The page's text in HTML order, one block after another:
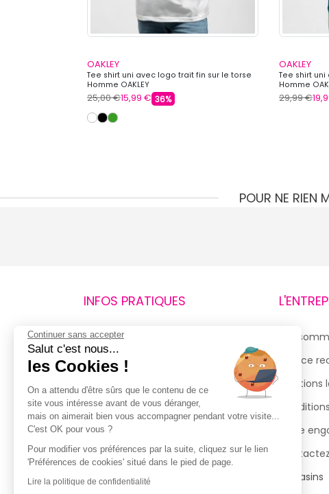
OAKLEY
Tee shirt uni avec logo trait fin sur le torse
Homme OAKLEY
25,00 €15,99 € 36%
OAKLEY
Tee shirt
Homme
29,99 €
POUR NE RIEN
INFOS PRATIQUES
Retours et remboursements
Suivi de commande
Livraisons
Guide des tailles
Politique de confidentialité
Conditions générales d’utilisation
de la Carte de Fidélité
Qui
Espace
Mentions
Notre
Magasins
Continuer sans accepter
Salut c'est nous...
les Cookies !
On a attendu d'être sûrs que le contenu de ce
site vous intéresse avant de vous déranger,
mais on aimerait bien vous accompagner pendant votre visite...
C'est OK pour vous ?
Pour modifier vos préférences par la suite, cliquez sur le lien
'Préférences de cookies' situé dans le pied de page.
Lire la politique de confidentialité